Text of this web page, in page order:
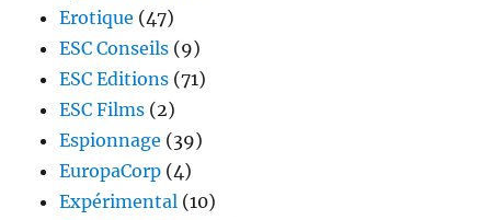
Erotique (47)
ESC Conseils (9)
ESC Editions (71)
ESC Films (2)
Espionnage (39)
EuropaCorp (4)
Expérimental (10)